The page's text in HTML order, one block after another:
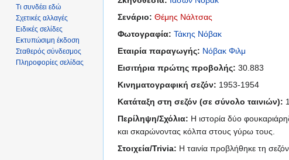
Σενάριο: Θέμης Νάλτσας
Φωτογραφία: Τάκης Νόβακ
Εταιρία παραγωγής: Νόβακ Φιλμ
Εισιτήρια πρώτης προβολής: 30.883
Κινηματογραφική σεζόν: 1953-1954
Κατάταξη στη σεζόν (σε σύνολο ταινιών):
Περίληψη/Σχόλια: Η ιστορία δύο
και σκαρώνοντας κόλπα στους γύρω τους.
Στοιχεία/Trivia: Η ταινία προβλήθηκε τη
Τι συνδέει εδώ
Σχετικές αλλαγές
Ειδικές σελίδες
Εκτυπώσιμη έκδοση
Σταθερός σύνδεσμος
Πληροφορίες σελίδας